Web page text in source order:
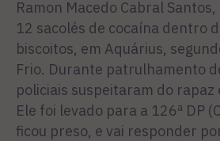
Ramon Macedo Cabral
12 sacolés de cocaína dentro
biscoitos, em Aquárius,
Frio. Durante patrulhamento
policiais suspeitaram do rapaz
Ele foi levado para a 126ª DP
ficou preso, e vai responder